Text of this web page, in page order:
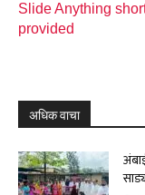
Slide Anything
provided
अधिक वाचा